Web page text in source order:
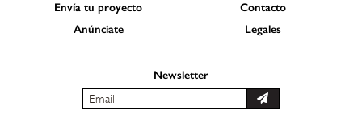
Envía tu proyecto
Contacto
Anúnciate
Legales
Newsletter